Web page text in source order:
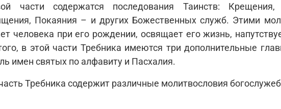
части содержатся последования Таинств:
Покаяния – и других Божественных служб. Этими
человека при его рождении, освящает его жизнь,
в этой части Требника имеются три дополнительные
имен святых по алфавиту и Пасхалия.
Требника содержит различные молитвословия